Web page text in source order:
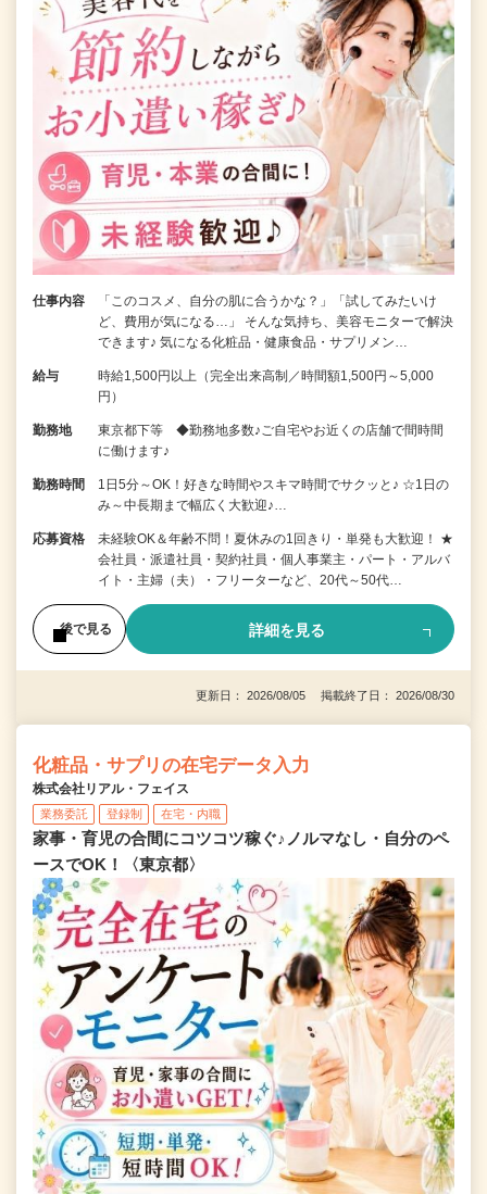
仕事内容
「このコスメ、自分の肌に合うかな？」「試してみたいけ
ど、費用が気になる…」 そんな気持ち、美容モニターで解決
できます♪ 気になる化粧品・健康食品・サプリメン…
給与
時給1,500円以上（完全出来高制／時間額1,500円～5,000
円）
勤務地
東京都下等 ◆勤務地多数♪ご自宅やお近くの店舗で間時間
に働けます♪
勤務時間
1日5分～OK！好きな時間やスキマ時間でサクッと♪ ☆1日の
み～中長期まで幅広く大歓迎♪…
応募資格
未経験OK＆年齢不問！夏休みの1回きり・単発も大歓迎！ ★
会社員・派遣社員・契約社員・個人事業主・パート・アルバ
イト・主婦（夫）・フリーターなど、20代～50代…
後で見る 詳細を見る
更新日： 2026/08/05 掲載終了日： 2026/08/30
化粧品・サプリの在宅データ入力
株式会社リアル・フェイス
業務委託 登録制 在宅・内職
家事・育児の合間にコツコツ稼ぐ♪ノルマなし・自分のペ
ースでOK！〈東京都〉